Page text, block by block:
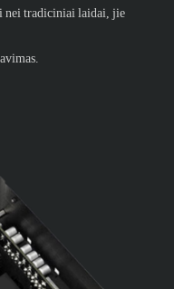
nei tradiciniai laidai, jie